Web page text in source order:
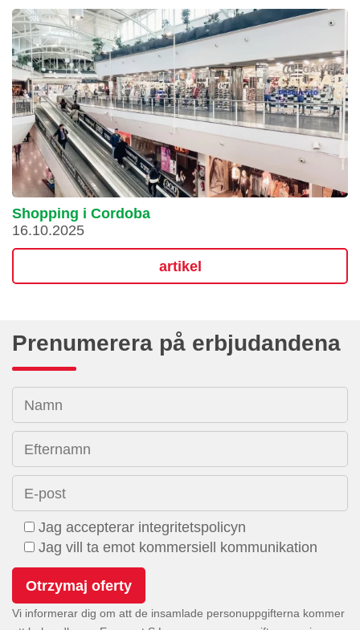
Shopping i Cordoba
16.10.2025
artikel
Prenumerera på erbjudandena
Namn
Efternamn
E-post
Jag accepterar integritetspolicyn
Jag vill ta emot kommersiell kommunikation
Vi informerar dig om att de insamlade personuppgifterna kommer